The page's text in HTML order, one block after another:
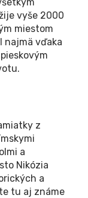
vyše 2000
miestom
najmä vďaka
z
a
Nikózia
a
tu aj známe